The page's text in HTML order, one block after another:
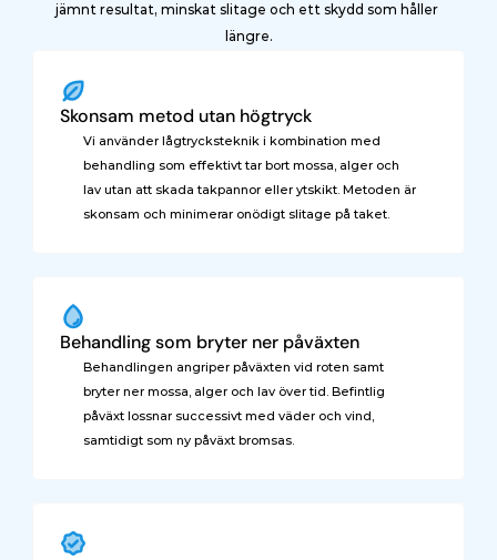
jämnt resultat, minskat slitage och ett skydd som håller
längre.
Skonsam metod utan högtryck
Vi använder lågtrycksteknik i kombination med
behandling som effektivt tar bort mossa, alger och
lav utan att skada takpannor eller ytskikt. Metoden är
skonsam och minimerar onödigt slitage på taket.
Behandling som bryter ner påväxten
Behandlingen angriper påväxten vid roten samt
bryter ner mossa, alger och lav över tid. Befintlig
påväxt lossnar successivt med väder och vind,
samtidigt som ny påväxt bromsas.